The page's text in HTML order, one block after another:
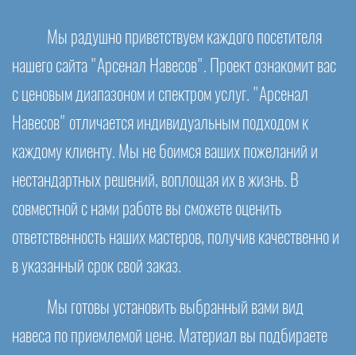
Мы радушно приветствуем каждого посетителя
нашего сайта "Арсенал Навесов". Проект ознакомит вас
с ценовым диапазоном и спектром услуг. "Арсенал
Навесов" отличается индивидуальным подходом к
каждому клиенту. Мы не боимся ваших пожеланий и
нестандартных решений, воплощая их в жизнь. В
совместной с нами работе вы сможете оценить
ответственность наших мастеров, получив качественно и
в указанный срок свой заказ.
Мы готовы установить выбранный вами вид
навеса по приемлемой цене. Материал вы подбираете